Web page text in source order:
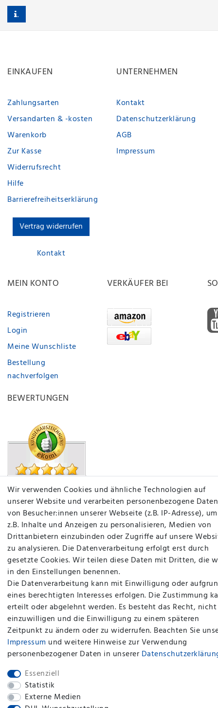
EINKAUFEN
Zahlungsarten
Versandarten & -kosten
Warenkorb
Zur Kasse
Widerrufsrecht
Hilfe
Barrierefreiheitserklärung
Vertrag widerrufen
Kontakt
UNTERNEHMEN
Kontakt
Datenschutzerklärung
AGB
Impressum
MEIN KONTO
Registrieren
Login
Meine Wunschliste
Bestellung
nachverfolgen
VERKÄUFER BEI
BEWERTUNGEN
Wir verwenden Cookies und ähnliche Technologien auf
unserer Website und verarbeiten personenbezogene Daten
von Besucher:innen unserer Webseite (z.B. IP-Adresse), um
z.B. Inhalte und Anzeigen zu personalisieren, Medien von
Drittanbietern einzubinden oder Zugriffe auf unsere
zu analysieren. Die Datenverarbeitung erfolgt erst durch
gesetzte Cookies. Wir teilen diese Daten mit Dritten, die
in den Einstellungen benennen.
Die Datenverarbeitung kann mit Einwilligung oder
eines berechtigten Interesses erfolgen. Die Zustimmung
erteilt oder abgelehnt werden. Es besteht das Recht, nicht
einzuwilligen und die Einwilligung zu einem späteren
Zeitpunkt zu ändern oder zu widerrufen. Beachten Sie
Impressum und weitere Hinweise zur Verwendung
personenbezogener Daten in unserer
Essenziell
Statistik
Externe Medien
plentymarkets Template von Plenty Lions
BACK TO TOP